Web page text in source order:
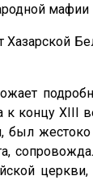
мафии
Хазарской
к концу XIII
был